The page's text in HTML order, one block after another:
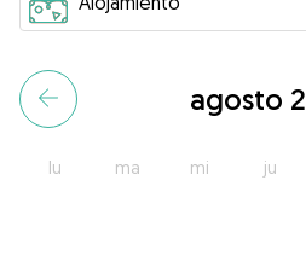
agosto
lu ma mi ju